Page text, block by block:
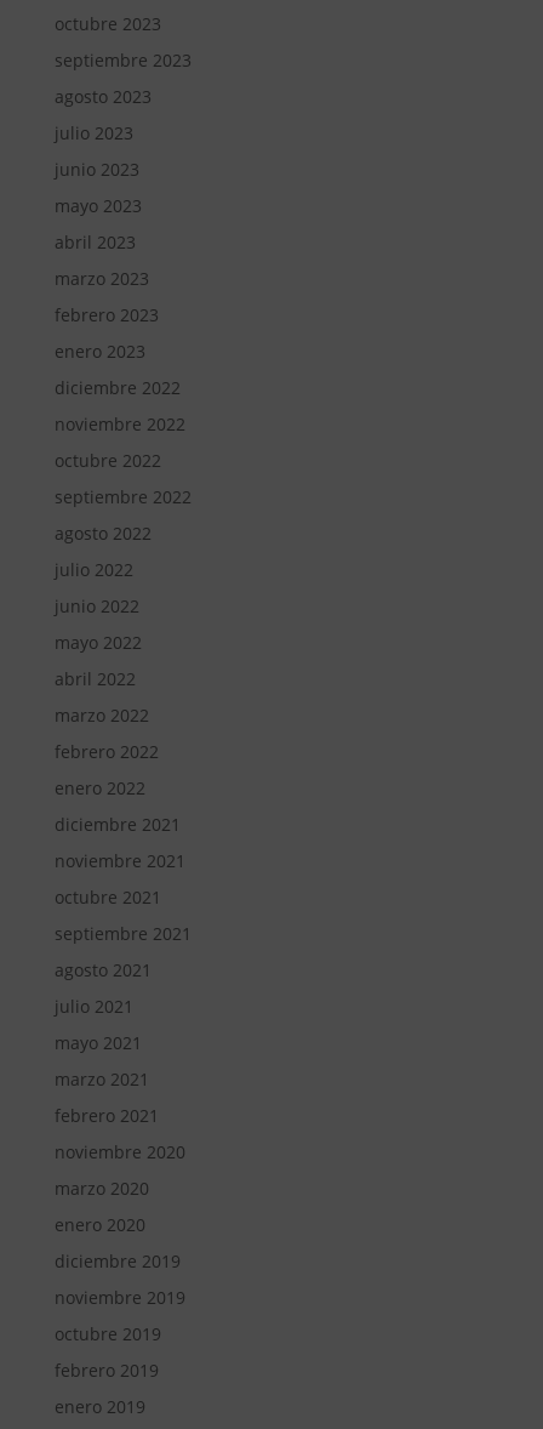
octubre 2023
septiembre 2023
agosto 2023
julio 2023
junio 2023
mayo 2023
abril 2023
marzo 2023
febrero 2023
enero 2023
diciembre 2022
noviembre 2022
octubre 2022
septiembre 2022
agosto 2022
julio 2022
junio 2022
mayo 2022
abril 2022
marzo 2022
febrero 2022
enero 2022
diciembre 2021
noviembre 2021
octubre 2021
septiembre 2021
agosto 2021
julio 2021
mayo 2021
marzo 2021
febrero 2021
noviembre 2020
marzo 2020
enero 2020
diciembre 2019
noviembre 2019
octubre 2019
febrero 2019
enero 2019